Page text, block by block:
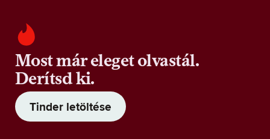
Most már eleget olvastál.
Derítsd ki.
Tinder letöltése